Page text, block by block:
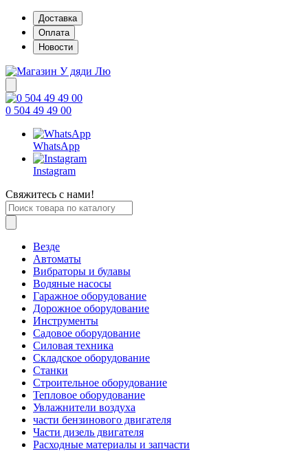
Доставка
Оплата
Новости
0 504 49 49 00
WhatsApp
Instagram
Свяжитесь с нами!
Везде
Автоматы
Вибраторы и булавы
Водяные насосы
Гаражное оборудование
Дорожное оборудование
Инструменты
Садовое оборудование
Силовая техника
Складское оборудование
Станки
Строительное оборудование
Тепловое оборудование
Увлажнители воздуха
части бензинового двигателя
Части дизель двигателя
Расходные материалы и запчасти